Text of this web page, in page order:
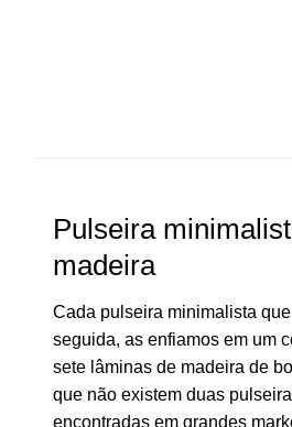
Pulseira
madeira
Cada pulseira minimalista
seguida, as enfiamos em um
sete lâminas de madeira de
que não existem duas
encontradas em grandes